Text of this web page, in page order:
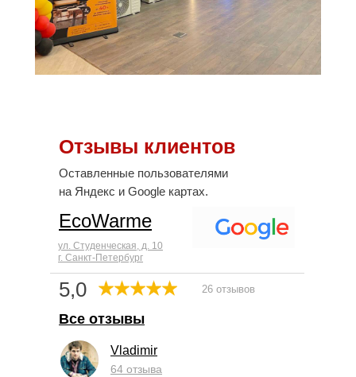
Отзывы клиентов
Оставленные пользователями
на Яндекс и Google картах.
5,0 26 отзывов
ул. Студенческая, д. 10
г. Санкт-Петербург
EcoWarme
Vladimir
64 отзыва
Все отзывы